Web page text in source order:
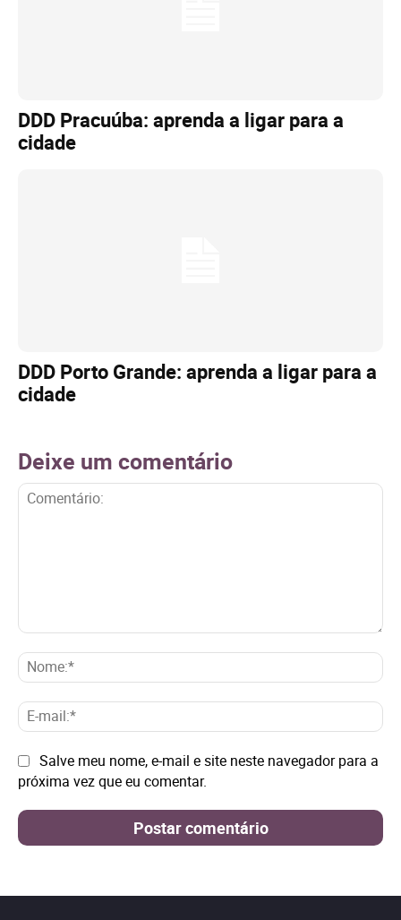
DDD Pracuúba: aprenda a ligar para a
cidade
DDD Porto Grande: aprenda a ligar para a
cidade
Deixe um comentário
E-
Site: Salve meu nome, e-mail e site neste navegador para a
próxima vez que eu comentar.